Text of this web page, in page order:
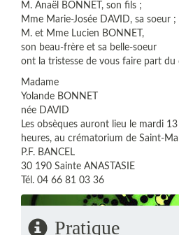
M. Anaël BONNET, son fils ;
Mme Marie-Josée DAVID, sa soeur ;
M. et Mme Lucien BONNET,
son beau-frère et sa belle-soeur
ont la tristesse de vous faire part du
Madame
Yolande BONNET
née DAVID
Les obsèques auront lieu le mardi
heures, au crématorium de Saint-
P.F. BANCEL
30 190 Sainte ANASTASIE
Tél. 04 66 81 03 36
Pratique